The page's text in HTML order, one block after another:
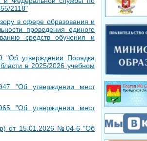
2118"
в сфере образования и
проведения единого
средств обучения и
"Об утверждении Порядка
в 2025/2026 учебном
"Об утверждении мест
"Об утверждении мест
от 15.01.2026 №04-6 "Об